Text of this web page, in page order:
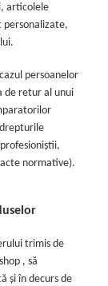
articolele
personalizate,
persoanelor
de retur al unui
normative).
trimis de
, să
şi în decurs de